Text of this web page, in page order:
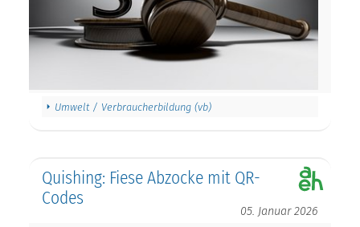
Umwelt / Verbraucherbildung (vb)
Quishing: Fiese Abzocke mit QR-
Codes
05. Januar 2026